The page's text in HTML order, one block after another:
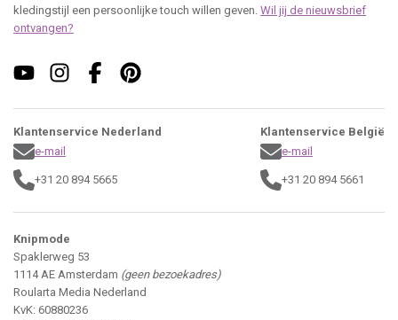
kledingstijl een persoonlijke touch willen geven. Wil jij de nieuwsbrief
ontvangen?
Klantenservice Nederland
e-mail
+31 20 894 5665
Klantenservice België
e-mail
+31 20 894 5661
Knipmode
Spaklerweg 53
1114 AE Amsterdam (geen bezoekadres)
Roularta Media Nederland
KvK: 60880236